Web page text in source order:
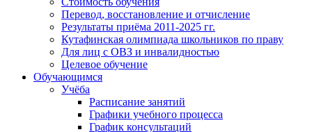
Перевод, восстановление и отчисление
Результаты приёма 2011-2025 гг.
Кутафинская олимпиада школьников по праву
Для лиц с ОВЗ и инвалидностью
Целевое обучение
Обучающимся
Учёба
Расписание занятий
Графики учебного процесса
График консультаций